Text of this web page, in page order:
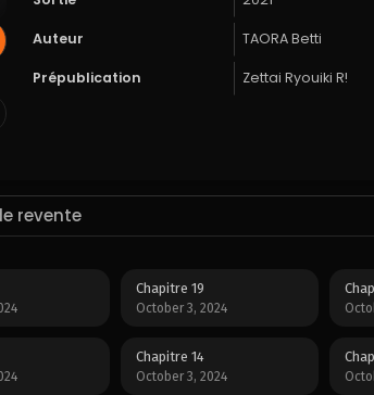
Auteur TAORA Betti
Prépublication Zettai Ryouiki R!
revente
Chapitre 19
October 3, 2024
Chapitre 14
October 3, 2024